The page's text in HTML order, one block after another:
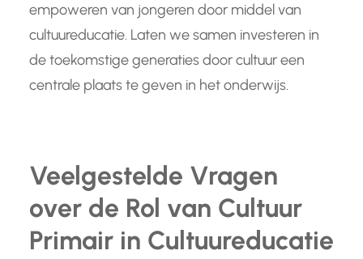
empoweren van jongeren door middel van
cultuureducatie. Laten we samen investeren in
de toekomstige generaties door cultuur een
centrale plaats te geven in het onderwijs.
Veelgestelde Vragen
over de Rol van Cultuur
Primair in Cultuureducatie